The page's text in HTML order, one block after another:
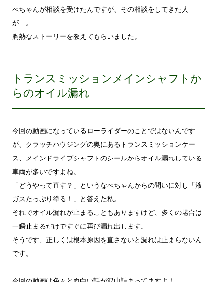
べちゃんが相談を受けたんですが、その相談をしてきた人
が…。
胸熱なストーリーを教えてもらいました。
トランスミッションメインシャフトか
らのオイル漏れ
今回の動画になっているローライダーのことではないんです
が、クラッチハウジングの奥にあるトランスミッションケー
ス、メインドライブシャフトのシールからオイル漏れしている
車両が多いですよね。
「どうやって直す？」というなべちゃんからの問いに対し「液
ガスたっぷり塗る！」と答えた私。
それでオイル漏れが止まることもありますけど、多くの場合は
一瞬止まるだけですぐに再び漏れ出します。
そうです、正しくは根本原因を直さないと漏れは止まらないん
です。